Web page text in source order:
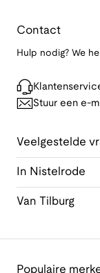
Contact
Hulp nodig? We
Stuur een e-
Veelgestelde
In Nistelrode
Van Tilburg
Populaire